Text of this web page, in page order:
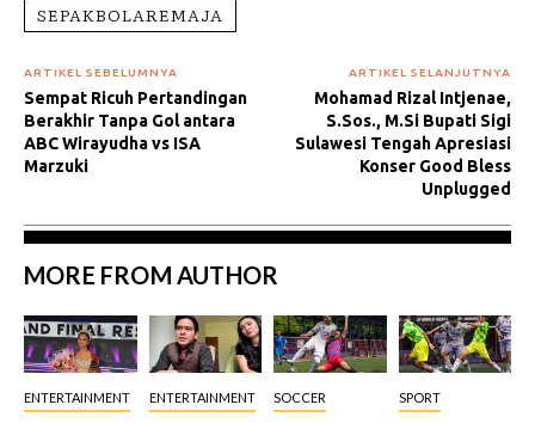
SEPAKBOLAREMAJA
ARTIKEL SEBELUMNYA
Sempat Ricuh Pertandingan
Berakhir Tanpa Gol antara
ABC Wirayudha vs ISA
Marzuki
ARTIKEL SELANJUTNYA
Mohamad Rizal Intjenae,
S.Sos., M.Si Bupati Sigi
Sulawesi Tengah Apresiasi
Konser Good Bless
Unplugged
MORE FROM AUTHOR
ENTERTAINMENT ENTERTAINMENT SOCCER SPORT